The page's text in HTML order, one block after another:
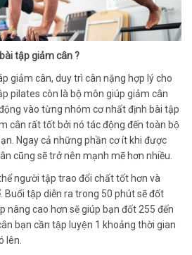
tập giảm cân ?
giảm cân, duy trì cân nặng hợp lý cho
pilates còn là bộ môn giúp giảm cân
vào từng nhóm cơ nhất định bài tập
cân rất tốt bởi nó tác động đến toàn bộ
Ngay cả những phần cơ ít khi được
cũng sẽ trở nên mạnh mẽ hơn nhiều.
người tập trao đổi chất tốt hơn và
tập diễn ra trong 50 phút sẽ đốt
nâng cao hơn sẽ giúp bạn đốt 255 đến
bạn cần tập luyện 1 khoảng thời gian
lên.